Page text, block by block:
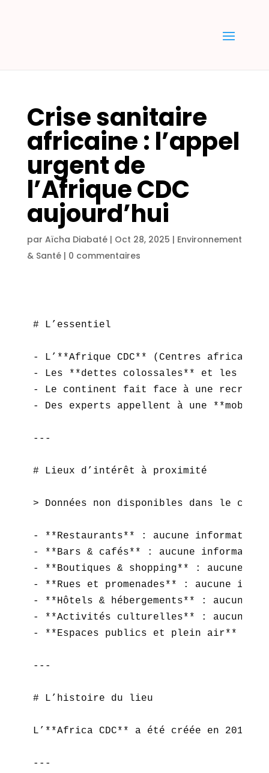
Crise sanitaire
africaine : l’appel
urgent de
l’Afrique CDC
aujourd’hui
par Aïcha Diabaté| Oct 28, 2025 | Environnement
& Santé| 0 commentaires
# L’essentiel
- L’**Afrique CDC** (Centres
- Les **dettes colossales** et les
- Le continent fait face à une
- Des experts appellent à une
---
# Lieux d’intérêt à proximité
> Données non disponibles dans le
- **Restaurants** : aucune
- **Bars & cafés** : aucune
- **Boutiques & shopping** : aucune
- **Rues et promenades** : aucune
- **Hôtels & hébergements** : aucune
- **Activités culturelles** : aucune
- **Espaces publics et plein air** :
---
# L’histoire du lieu
L’**Africa CDC** a été créée en
---